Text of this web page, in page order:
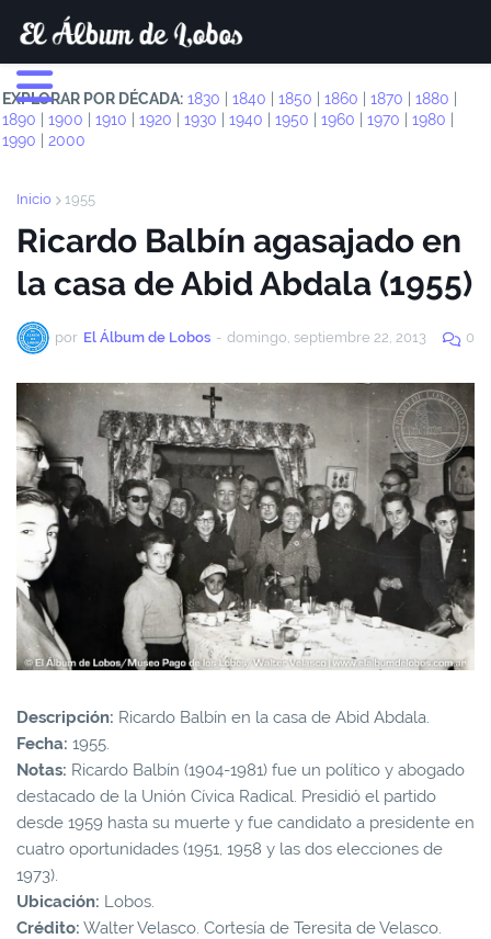
EXPLORAR POR DÉCADA: 1830 1840 1850 1860 1870 1880
1890
1900 1910 1920 1930 1940 1950 1960 1970 1980
1990
2000
Inicio 1955
Ricardo Balbín agasajado en
la casa de Abid Abdala (1955)
por El Álbum de Lobos - domingo, septiembre 22, 2013 0
Descripción: Ricardo Balbín en la casa de Abid Abdala.
Fecha: 1955.
Notas: Ricardo Balbín (1904-1981) fue un político y abogado
destacado de la Unión Cívica Radical. Presidió el partido
desde 1959 hasta su muerte y fue candidato a presidente en
cuatro oportunidades (1951, 1958 y las dos elecciones de
1973).
Ubicación: Lobos.
Crédito: Walter Velasco. Cortesía de Teresita de Velasco.